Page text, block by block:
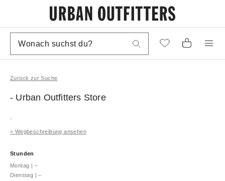
Zurück zur Suche
- Urban Outfitters Store
> Wegbeschreibung ansehen
Stunden
Montag | –
Dienstag | –